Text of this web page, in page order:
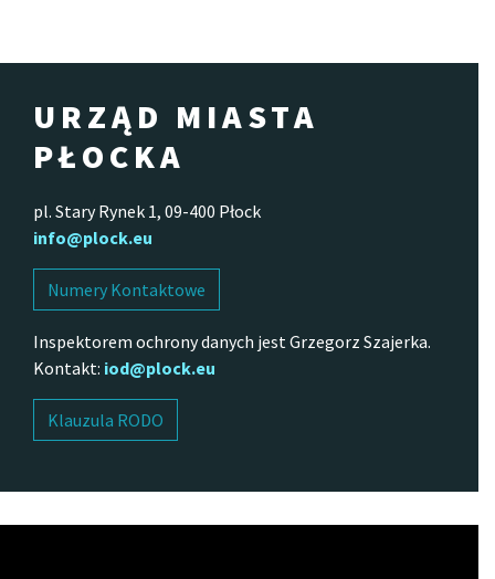
URZĄD MIASTA
PŁOCKA
pl. Stary Rynek 1, 09-400 Płock
info@plock.eu
Numery Kontaktowe
Inspektorem ochrony danych jest Grzegorz Szajerka.
Kontakt: iod@plock.eu
Klauzula RODO